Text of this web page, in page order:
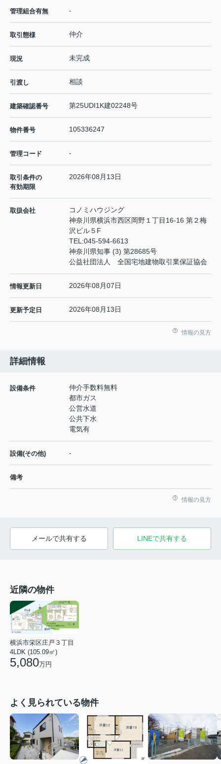
管理組合有無 -
取引態様 仲介
現況 未完成
引渡し 相談
建築確認番号 第25UDI1K建02248号
物件番号 105336247
管理コード -
取引条件の
有効期限
2026年08月13日
取扱会社
コノミハウジング
神奈川県横浜市西区岡野１丁目16-16 第２梅
沢ビル５F
TEL:045-594-6613
神奈川県知事 (3) 第28685号
公益社団法人 全国宅地建物取引業保証協会
情報更新日 2026年08月07日
更新予定日 2026年08月13日
情報の見方
詳細情報
設備条件
仲介手数料無料
都市ガス
公営水道
公共下水
電気有
設備(その他) -
備考
情報の見方
メールで共有する LINEで共有する
近隣の物件
横浜市栄区庄戸３丁目
4LDK (105.09㎡)
5,080万円
よく見られている物件